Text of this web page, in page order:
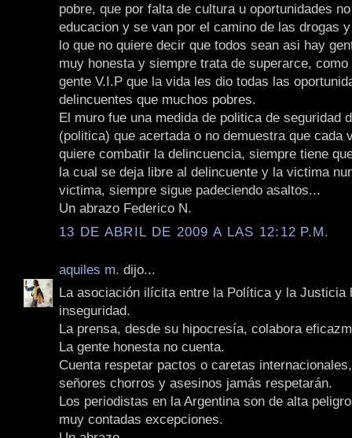
pobre, que por falta de cultura u oportunidades
educacion y se van por el camino de las drogas
lo que no quiere decir que todos sean asi hay
muy honesta y siempre trata de superarce, como
gente V.I.P que la vida les dio todas las
delincuentes que muchos pobres.
El muro fue una medida de politica de seguridad
(politica) que acertada o no demuestra que cada
quiere combatir la delincuencia, siempre tiene
la cual se deja libre al delincuente y la victima
victima, siempre sigue padeciendo asaltos...
Un abrazo Federico N.
13 DE ABRIL DE 2009 A LAS 12:12 P.M.
aquiles m. dijo...
La asociación ilícita entre la Política y la Justicia
inseguridad.
La prensa, desde su hipocresía, colabora
La gente honesta no cuenta.
Cuenta respetar pactos o caretas
señores chorros y asesinos jamás respetarán.
Los periodistas en la Argentina son de alta
muy contadas excepciones.